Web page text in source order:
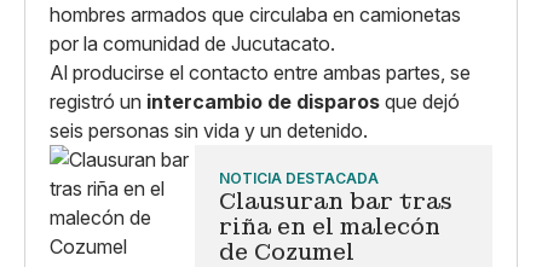
hombres armados que circulaba en camionetas
por la comunidad de Jucutacato.
Al producirse el contacto entre ambas partes, se
registró un intercambio de disparos que dejó
seis personas sin vida y un detenido.
NOTICIA DESTACADA
Clausuran bar tras
riña en el malecón
de Cozumel